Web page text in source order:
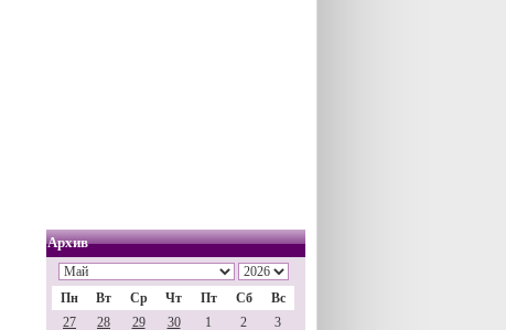
Архив
Пн Вт Ср Чт Пт Сб
Вс
27
28 29 30 1 2
3